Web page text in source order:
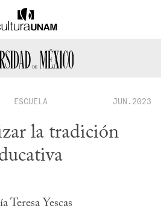
ESCUELA JUN.2023
la tradición
Teresa Yescas